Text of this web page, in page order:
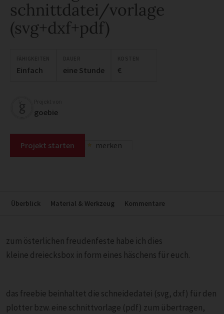
schnittdatei/vorlage
(svg+dxf+pdf)
Einfach eine Stunde €
goebie
Projekt starten merken
Überblick Material & Werkzeug Kommentare
zum österlichen freudenfeste habe ich dies
kleine dreiecksbox in form eines häschens für euch.
das freebie beinhaltet die schneidedatei (svg, dxf) für den
plotter bzw. eine schnittvorlage (pdf) zum übertragen,